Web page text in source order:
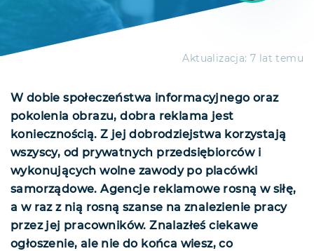
Aktualizacja: 7 lat temu
W dobie społeczeństwa informacyjnego oraz
pokolenia obrazu, dobra reklama jest
koniecznością. Z jej dobrodziejstwa korzystają
wszyscy, od prywatnych przedsiębiorców i
wykonujących wolne zawody po placówki
samorządowe. Agencje reklamowe rosną w siłę,
a w raz z nią rosną szanse na znalezienie pracy
przez jej pracowników. Znalazłeś ciekawe
ogłoszenie, ale nie do końca wiesz, co